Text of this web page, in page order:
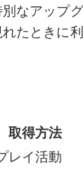
なアップ
たときに
取得方法
レイ活動